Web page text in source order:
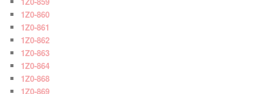
1Z0-860
1Z0-861
1Z0-862
1Z0-863
1Z0-864
1Z0-868
1Z0-869